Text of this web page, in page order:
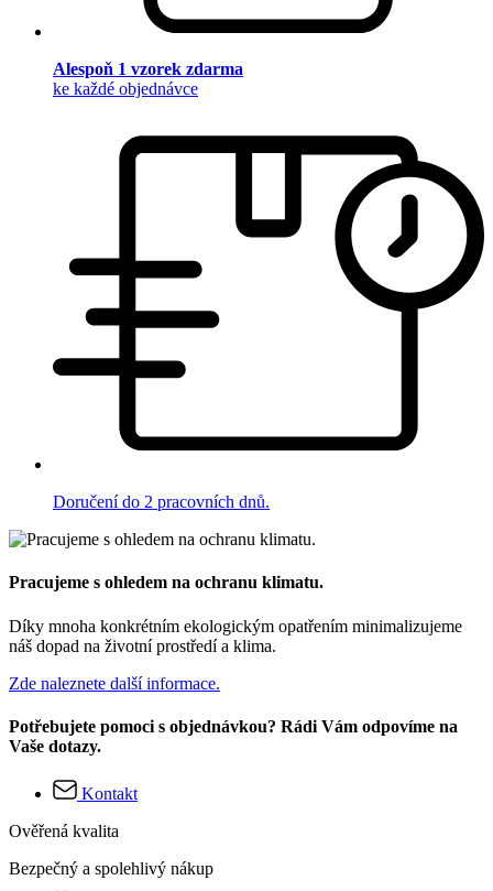
Alespoň 1 vzorek zdarma
ke každé objednávce
Doručení do 2 pracovních dnů.
Pracujeme s ohledem na ochranu klimatu.
Díky mnoha konkrétním ekologickým opatřením minimalizujeme
náš dopad na životní prostředí a klima.
Zde naleznete další informace.
Potřebujete pomoci s objednávkou? Rádi Vám odpovíme na
Vaše dotazy.
Kontakt
Ověřená kvalita
Bezpečný a spolehlivý nákup